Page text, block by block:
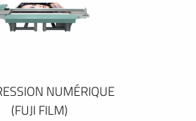
NUMÉRIQUE
(FUJI FILM)